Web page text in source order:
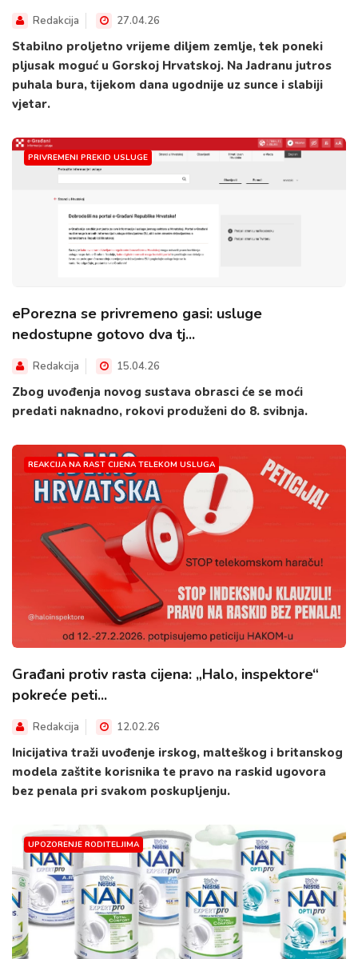
Redakcija 27.04.26
Stabilno proljetno vrijeme diljem zemlje, tek poneki
pljusak moguć u Gorskoj Hrvatskoj. Na Jadranu jutros
puhala bura, tijekom dana ugodnije uz sunce i slabiji
vjetar.
PRIVREMENI PREKID USLUGE
ePorezna se privremeno gasi: usluge
nedostupne gotovo dva tj...
Redakcija 15.04.26
Zbog uvođenja novog sustava obrasci će se moći
predati naknadno, rokovi produženi do 8. svibnja.
REAKCIJA NA RAST CIJENA TELEKOM USLUGA
Građani protiv rasta cijena: „Halo, inspektore“
pokreće peti...
Redakcija 12.02.26
Inicijativa traži uvođenje irskog, malteškog i britanskog
modela zaštite korisnika te pravo na raskid ugovora
bez penala pri svakom poskupljenju.
UPOZORENJE RODITELJIMA